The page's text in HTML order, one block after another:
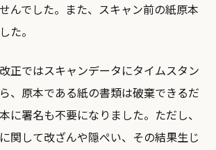
んでした。また、スキャン前の紙原本
た。
正ではスキャンデータにタイムスタン
、原本である紙の書類は破棄できるだ
に署名も不要になりました。ただし、
関して改ざんや隠ぺい、その結果生じ